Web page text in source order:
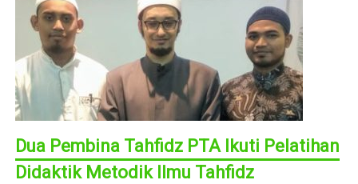
Dua Pembina Tahfidz PTA Ikuti Pelatihan
Didaktik Metodik Ilmu Tahfidz